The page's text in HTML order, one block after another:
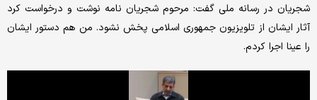
شجریان در رسانه ملی گفت: مرحوم شجریان نامه نوشت و درخواست کرد
آثار ایشان از تلویزیون جمهوری اسلامی پخش نشود. من هم دستور ایشان
را عینا اجرا کردم.